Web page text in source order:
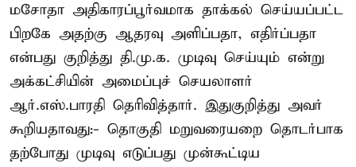
மசோதா அதிகாரப்பூர்வமாக தாக்கல் செய்யப்பட்ட
பிறகே அதற்கு ஆதரவு அளிப்பதா, எதிர்ப்பதா
என்பது குறித்து தி.மு.க. முடிவு செய்யும் என்று
அக்கட்சியின் அமைப்புச் செயலாளர்
ஆர்.எஸ்.பாரதி தெரிவித்தார். இதுகுறித்து அவர்
கூறியதாவது:- தொகுதி மறுவரையறை தொடர்பாக
தற்போது முடிவு எடுப்பது முன்கூட்டிய